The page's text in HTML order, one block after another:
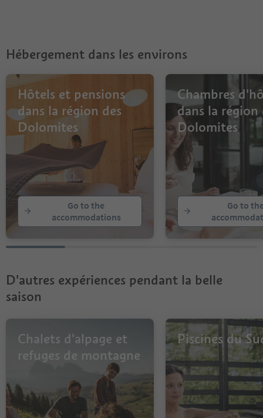
10
12
15
Hébergement dans les environs
Hôtels et pensions
dans la région des
Dolomites
Go to the
accommodations
Chambres
dans la région
Dolomites
Go to
D'autres expériences pendant la belle
saison
Chalets d'alpage et
refuges de montagne
Piscines du